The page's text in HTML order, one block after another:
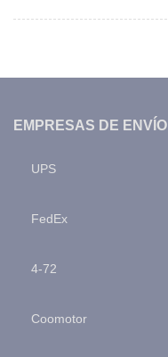
EMPRESAS DE ENVÍO
UPS
FedEx
4-72
Coomotor